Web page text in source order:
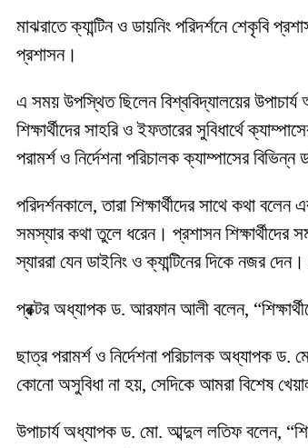
মাঝরাতে ক্যান্টিন ও ডায়নিং পরিদর্শনে শেকৃবি
প্রশাসন।
এ সময় উপস্থিত ছিলেন বিশ্ববিদ্যালয়ের
শিক্ষার্থীদের সাহরি ও ইফতারের সুবিধার্থে
পরামর্শ ও নির্দেশনা পরিচালক ক্যাম্পাসের বিভিন্ন
পরিদর্শনকালে, তারা শিক্ষার্থীদের সাথে কথা
সমস্যার কথা তুলে ধরেন। প্রশাসন
স্যাররা যেন ডাইনিং ও ক্যান্টিনের দিকে নজর
প্রক্টর অধ্যাপক ড. আরফান আলী বলেন,
ছাত্র পরামর্শ ও নির্দেশনা পরিচালক অধ্যাপক
কোনো অসুবিধা না হয়, সেদিকে আমরা বিশেষ
উপাচার্য অধ্যাপক ড. মো. আব্দুল লতিফ বলেন,